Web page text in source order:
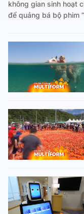
không gian sinh hoạt
để quảng bá bộ phim